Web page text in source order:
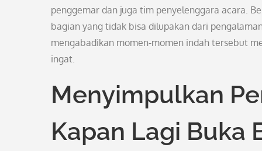
penggemar dan juga tim penyelenggara acara.
bagian yang tidak bisa dilupakan dari
mengabadikan momen-momen indah tersebut
ingat.
Menyimpulkan
Kapan Lagi Buka